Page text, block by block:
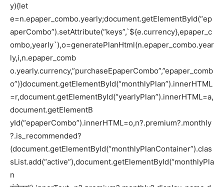
y){let
e=n.epaper_combo.yearly;document.getElementById(“ep
aperCombo”).setAttribute(“keys”,`${e.currency},epaper_c
ombo,yearly`),o=generatePlanHtml(n.epaper_combo.year
ly,i,n.epaper_comb
o.yearly.currency,”purchaseEpaperCombo”,”epaper_comb
o”)}document.getElementById(“monthlyPlan”).innerHTML
=r,document.getElementById(“yearlyPlan”).innerHTML=a,
document.getElementB
yId(“epaperCombo”).innerHTML=o,n?.premium?.monthly
?.is_recommended?
(document.getElementById(“monthlyPlanContainer”).clas
sList.add(“active”),document.getElementById(“monthlyPla
n